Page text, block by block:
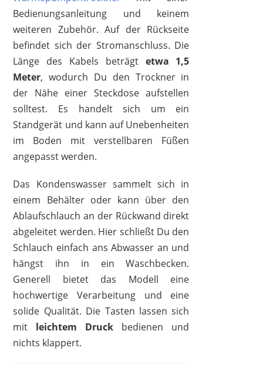
Bedienungsanleitung und keinem
weiteren Zubehör. Auf der Rückseite
befindet sich der Stromanschluss. Die
Länge des Kabels beträgt etwa 1,5
Meter, wodurch Du den Trockner in
der Nähe einer Steckdose aufstellen
solltest. Es handelt sich um ein
Standgerät und kann auf Unebenheiten
im Boden mit verstellbaren Füßen
angepasst werden.
Das Kondenswasser sammelt sich in
einem Behälter oder kann über den
Ablaufschlauch an der Rückwand direkt
abgeleitet werden. Hier schließt Du den
Schlauch einfach ans Abwasser an und
hängst ihn in ein Waschbecken.
Generell bietet das Modell eine
hochwertige Verarbeitung und eine
solide Qualität. Die Tasten lassen sich
mit leichtem Druck bedienen und
nichts klappert.